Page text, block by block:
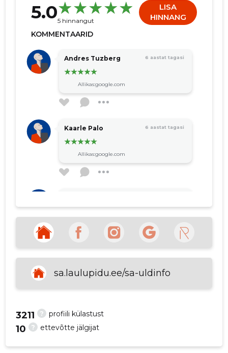
5.05 hinnangut
LISA
HINNANG
KOMMENTAARID
Andres Tuzberg 6 aastat tagasi
Allikas:google.com
Kaarle Palo 6 aastat tagasi
Allikas:google.com
VAATA ROHKEM
sa.laulupidu.ee/sa-uldinfo
? profiili külastust
3211
? ettevõtte jälgijat
10